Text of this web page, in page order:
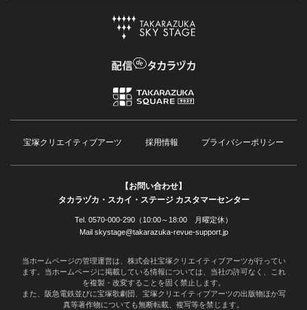
宝塚クリエイティブアーツ 採用情報 プライバシーポリシー
【お問い合わせ】
タカラヅカ・スカイ・ステージ カスタマーセンター
Tel. 0570-000-290（10:00～18:00 月曜定休）
Mail skystage@takarazuka-revue-support.jp
当ホームページの管理運営は、株式会社宝塚クリエイティブアーツが行ってい
ます。当ホームページに掲載している情報については、当社の許可なく、これ
を複製・改変することを固く禁止します。
また、阪急電鉄並びに宝塚歌劇団、宝塚クリエイティブアーツの出版物ほか写
真等著作物についても無断転載、複写等を禁じます。